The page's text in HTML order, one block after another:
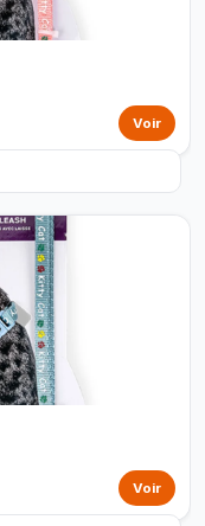
Voir
Voir